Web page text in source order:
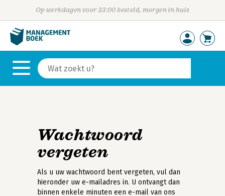
Op werkdagen voor 23:00 besteld, morgen in huis
Wachtwoord
vergeten
Als u uw wachtwoord bent vergeten, vul dan
hieronder uw e-mailadres in. U ontvangt dan
binnen enkele minuten een e-mail van ons